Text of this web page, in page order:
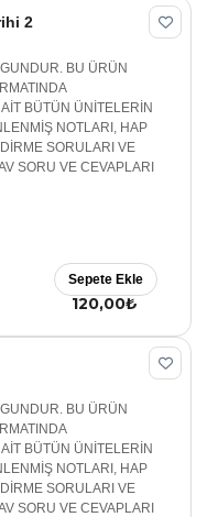
2
BU ÜRÜN
BÜTÜN ÜNİTELERİN
NOTLARI, HAP
SORULARI VE
SORU VE CEVAPLARI
120,00₺
Sepete Ekle
BU ÜRÜN
BÜTÜN ÜNİTELERİN
NOTLARI, HAP
SORULARI VE
SORU VE CEVAPLARI